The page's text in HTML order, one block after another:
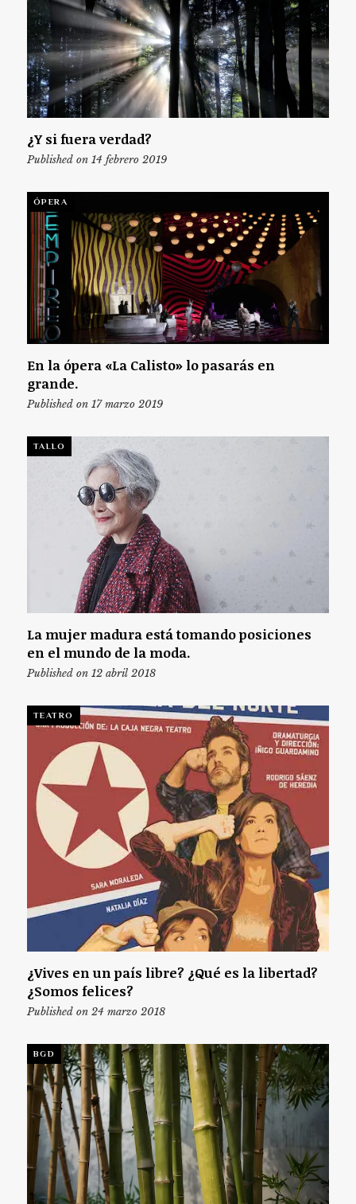
¿Y si fuera verdad?
Published on 14 febrero 2019
ÓPERA
En la ópera «La Calisto» lo pasarás en
grande.
Published on 17 marzo 2019
TALLO
La mujer madura está tomando posiciones
en el mundo de la moda.
Published on 12 abril 2018
TEATRO
¿Vives en un país libre? ¿Qué es la libertad?
¿Somos felices?
Published on 24 marzo 2018
BGD